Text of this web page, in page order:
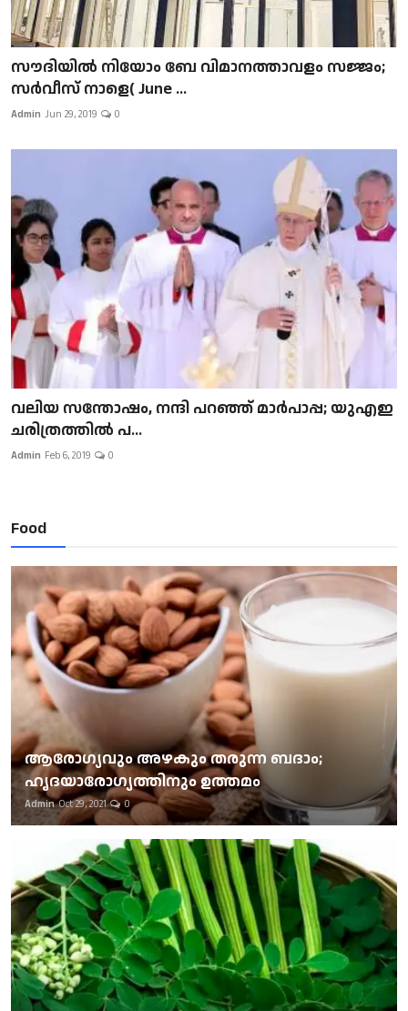
സൗദിയിൽ നിയോം ബേ വിമാനത്താവളം സജ്ജം;
സർവീസ് നാളെ( June ...
Admin Jun 29, 2019 0
വലിയ സന്തോഷം, നന്ദി പറഞ്ഞ് മാർപാപ്പ; യുഎഇ
ചരിത്രത്തിൽ പ...
Admin Feb 6, 2019 0
Food
ആരോഗ്യവും അഴകും തരുന്ന ബദാം;
ഹൃദയാരോഗ്യത്തിനും ഉത്തമം
Admin Oct 29, 2021 0